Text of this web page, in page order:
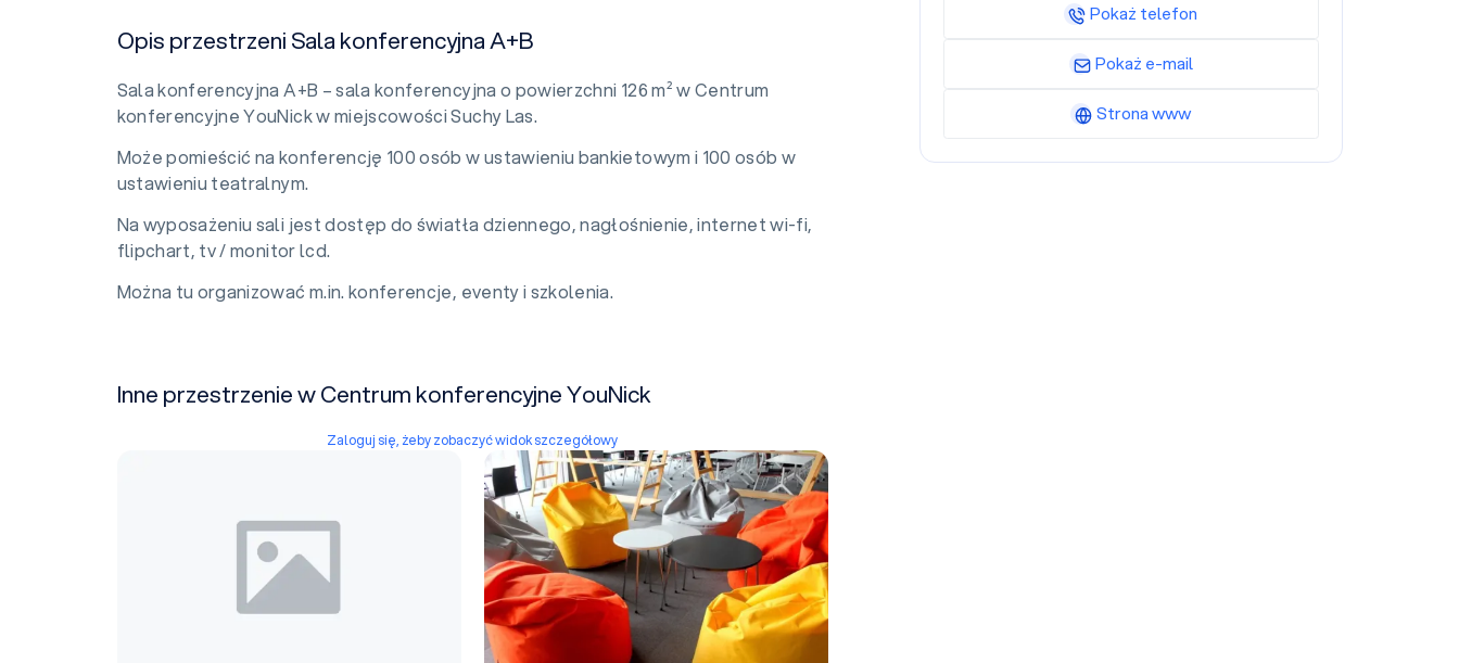
Opis przestrzeni Sala konferencyjna A+B
Sala konferencyjna A+B – sala konferencyjna o powierzchni 126 m² w Centrum
konferencyjne YouNick w miejscowości Suchy Las.
Może pomieścić na konferencję 100 osób w ustawieniu bankietowym i 100 osób w
ustawieniu teatralnym.
Na wyposażeniu sali jest dostęp do światła dziennego, nagłośnienie, internet wi-fi,
flipchart, tv / monitor lcd.
Można tu organizować m.in. konferencje, eventy i szkolenia.
Inne przestrzenie w Centrum konferencyjne YouNick
Zaloguj się, żeby zobaczyć widok szczegółowy
Sala warsztatowa
Pokaż telefon
Pokaż e-mail
Strona www